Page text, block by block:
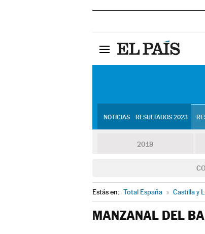
NOTICIAS RESULTADOS 2023
2019
Estás en: Total España » Castilla y
MANZANAL DEL